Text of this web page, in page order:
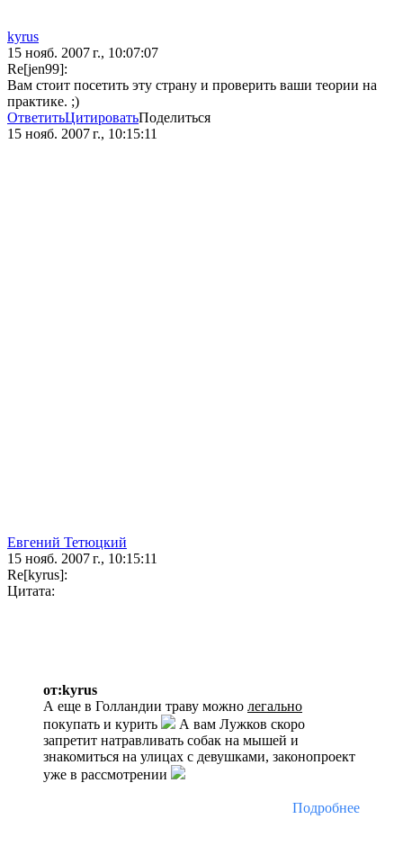
kyrus
15 нояб. 2007 г., 10:07:07
Re[jen99]:
Вам стоит посетить эту страну и проверить ваши теории на
практике. ;)
ОтветитьЦитироватьПоделиться
15 нояб. 2007 г., 10:15:11
Евгений Тетюцкий
15 нояб. 2007 г., 10:15:11
Re[kyrus]:
Цитата:
от:kyrus
А еще в Голландии траву можно легально
покупать и курить
А вам Лужков скоро
запретит натравливать собак на мышей и
знакомиться на улицах с девушками, законопроект
уже в рассмотрении
Подробнее